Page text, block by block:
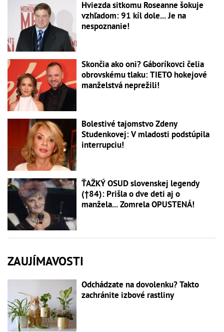
Hviezda sitkomu Roseanne šokuje
vzhľadom: 91 kíl dole... Je na
nespoznanie!
Skončia ako oni? Gáboríkovci čelia
obrovskému tlaku: TIETO hokejové
manželstvá neprežili!
Bolestivé tajomstvo Zdeny
Studenkovej: V mladosti podstúpila
interrupciu!
ŤAŽKÝ OSUD slovenskej legendy
(†84): Prišla o dve deti aj o
manžela... Zomrela OPUSTENÁ!
ZAUJÍMAVOSTI
Odchádzate na dovolenku? Takto
zachránite izbové rastliny